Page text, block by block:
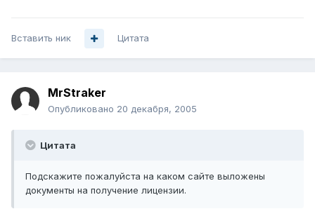
Вставить ник Цитата
MrStraker
Опубликовано 20 декабря, 2005
Цитата
Подскажите пожалуйста на каком сайте выложены
документы на получение лицензии.